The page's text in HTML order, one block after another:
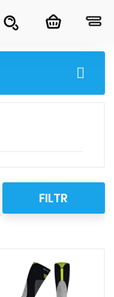

FILTR